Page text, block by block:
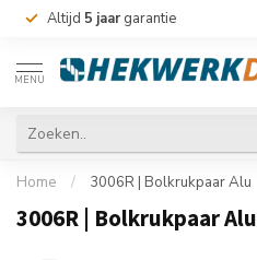
Altijd 5 jaargarantie
MENU
Home / 3006R | Bolkrukpaar Alu
3006R | Bolkrukpaar Alu